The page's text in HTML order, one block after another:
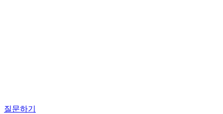
질문하기